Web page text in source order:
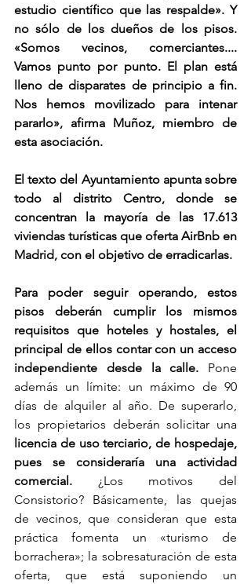
estudio científico que las respalde». Y
no sólo de los dueños de los pisos.
«Somos vecinos, comerciantes....
Vamos punto por punto. El plan está
lleno de disparates de principio a fin.
Nos hemos movilizado para intenar
pararlo», afirma Muñoz, miembro de
esta asociación.
El texto del Ayuntamiento apunta sobre
todo al distrito Centro, donde se
concentran la mayoría de las 17.613
viviendas turísticas que oferta AirBnb en
Madrid, con el objetivo de erradicarlas.
Para poder seguir operando, estos
pisos deberán cumplir los mismos
requisitos que hoteles y hostales, el
principal de ellos contar con un acceso
independiente desde la calle. Pone
además un límite: un máximo de 90
días de alquiler al año. De superarlo,
licencia de uso terciario, de hospedaje,
pues se consideraría una actividad
comercial. ¿Los motivos del
Consistorio? Básicamente, las quejas
de vecinos, que consideran que esta
práctica fomenta un «turismo de
borrachera»; la sobresaturación de esta
oferta, que está suponiendo un